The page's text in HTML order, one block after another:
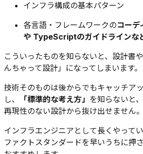
インフラ構成の基本パターン
各言語・フレームワークのコーデ
や TypeScriptのガイドラインな
こういったものを知らないと、設計書
んちゃって設計」になってしまいます。
技術そのものは後からでもキャッチア
し、
「標準的な考え方」 を知らないと
再現性のない設計から抜け出せません。
インフラエンジニアとして長くやって
ファクトスタンダードを早いうちに押